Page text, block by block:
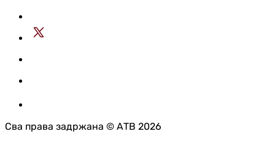
Сва права задржана © АТВ 2026